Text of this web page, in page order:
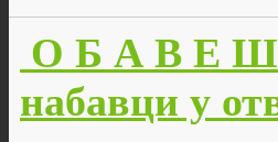
О Б А В Е Ш
набавци у